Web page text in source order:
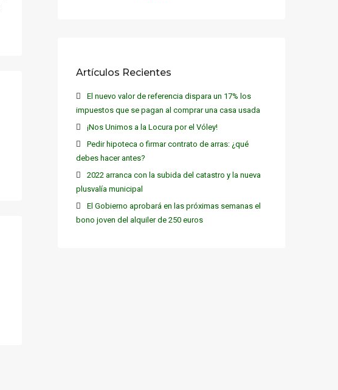
Artículos Recientes
El nuevo valor de referencia dispara un 17% los
impuestos que se pagan al comprar una casa usada
¡Nos Unimos a la Locura por el Vóley!
Pedir hipoteca o firmar contrato de arras: ¿qué
debes hacer antes?
2022 arranca con la subida del catastro y la nueva
plusvalía municipal
El Gobierno aprobará en las próximas semanas el
bono joven del alquiler de 250 euros